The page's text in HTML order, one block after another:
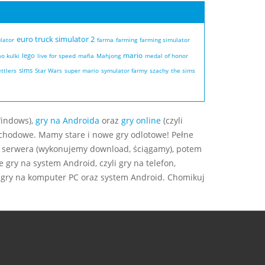
euro truck simulator 2 farma farming farming simulator
kulki lego live for speed mafia Mahjong mario medal of honor
sims Star Wars super mario symulator farmy szachy the sims
gry na Androida oraz gry online(czyli
Mamy stare i nowe gry odlotowe! Pełne
(wykonujemy download, ściągamy), potem
na system Android, czyli gry na telefon,
na komputer PC oraz system Android. Chomikuj